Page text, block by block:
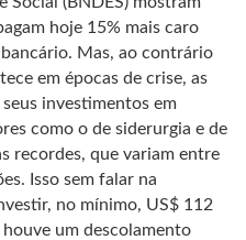
hoje 15% mais caro
Mas, ao contrário
em épocas de crise, as
investimentos em
como o de siderurgia e de
recordes, que variam entre
Isso sem falar na
no mínimo, US$ 112
um descolamento